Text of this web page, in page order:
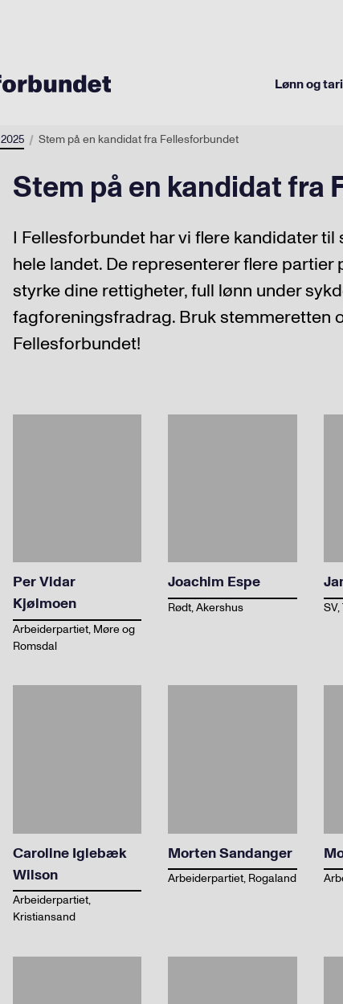
Lønn og
Stem på en kandidat fra Fellesforbundet
Stem på en kandidat fra
I Fellesforbundet har vi flere kandidater
hele landet. De representerer flere
styrke dine rettigheter, full lønn under
fagforeningsfradrag. Bruk stemmeretten
Fellesforbundet!
Per Vidar
Kjølmoen
Arbeiderpartiet, Møre og
Romsdal
Joachim Espe
Rødt, Akershus
Caroline Iglebæk
Wilson
Arbeiderpartiet,
Kristiansand
Morten Sandanger
Arbeiderpartiet, Rogaland